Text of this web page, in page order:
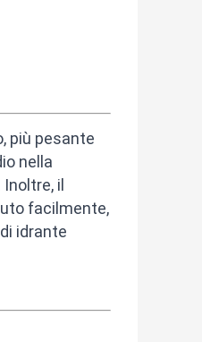
più pesante
nella
il
facilmente,
idrante